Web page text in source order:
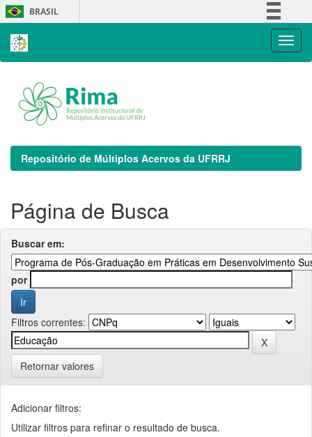
Skip
navigation
BRASIL
Repositório de Múltiplos Acervos da UFRRJ
Página de Busca
Buscar em:
por
Filtros correntes:
Retornar valores
Adicionar filtros:
Utilizar filtros para refinar o resultado de busca.